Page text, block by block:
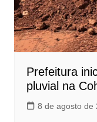
Prefeitura
pluvial na
8 de agosto de